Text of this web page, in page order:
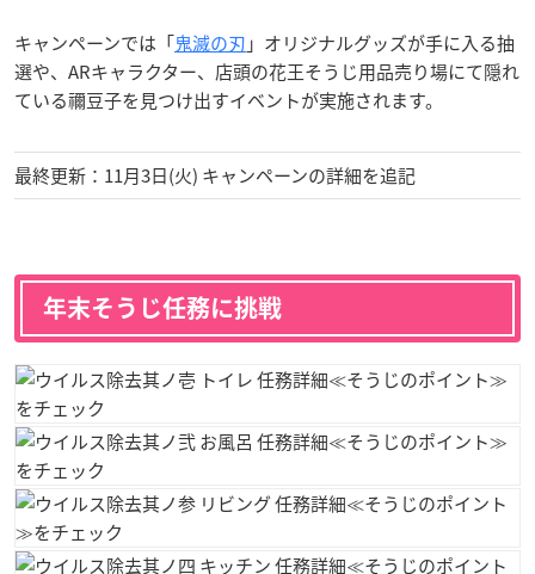
キャンペーンでは「鬼滅の刃 」オリジナルグッズが手に入る抽
選や、ARキャラクター、店頭の花王そうじ用品売り場にて隠れ
ている禰豆子を見つけ出すイベントが実施されます。
最終更新：11月3日(火) キャンペーンの詳細を追記
年末そうじ任務に挑戦